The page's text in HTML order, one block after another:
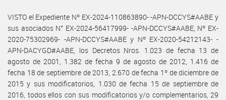
VISTO el Expediente Nº EX-2024-110863890- -APN-DCCYS#AABE y
sus asociados N° EX-2024-56417999- -APN-DCCYS#AABE, Nº EX-
2020-75302969- -APN-DCCYS#AABE y Nº EX-2020-54212143- -
APN-DACYGD#AABE, los Decretos Nros. 1.023 de fecha 13 de
agosto de 2001, 1.382 de fecha 9 de agosto de 2012, 1.416 de
fecha 18 de septiembre de 2013, 2.670 de fecha 1º de diciembre de
2015 y sus modificatorios, 1.030 de fecha 15 de septiembre de
2016, todos ellos con sus modificatorios y/o complementarios, 29